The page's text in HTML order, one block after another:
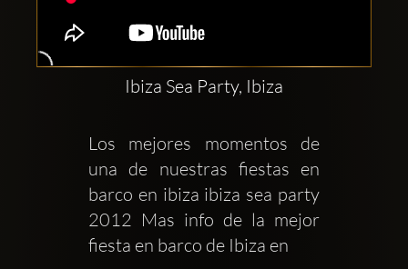
Ibiza Sea Party, Ibiza
Los mejores momentos de
una de nuestras fiestas en
barco en ibiza ibiza sea party
2012 Mas info de la mejor
fiesta en barco de Ibiza en